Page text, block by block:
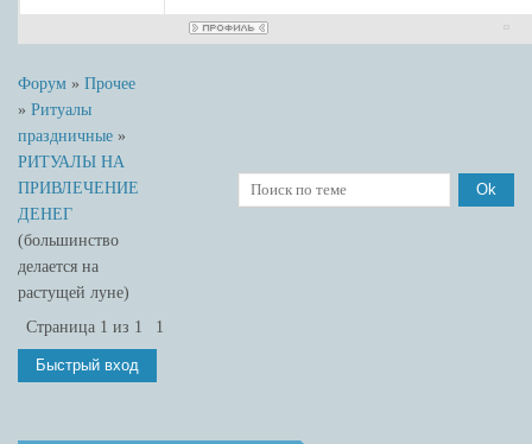
Форум » Прочее
» Ритуалы
праздничные »
РИТУАЛЫ НА
ПРИВЛЕЧЕНИЕ
ДЕНЕГ
(большинство
делается на
растущей луне)
Страница 1 из 1 1